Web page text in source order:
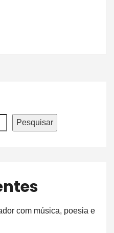
Pesquisar
com música, poesia e